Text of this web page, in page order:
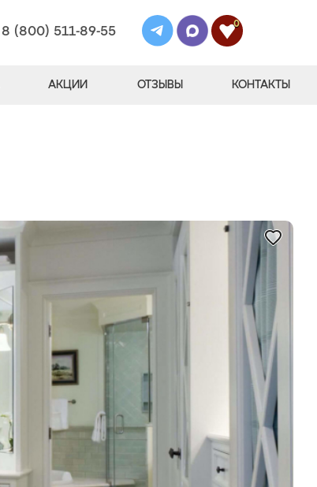
8 (800) 511-89-55
0
АКЦИИ ОТЗЫВЫ КОНТАКТЫ